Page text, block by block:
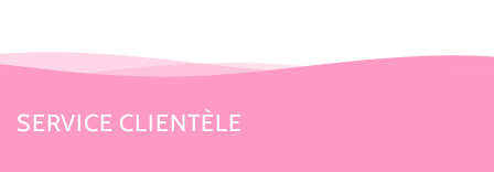
SERVICE CLIENTÈLE